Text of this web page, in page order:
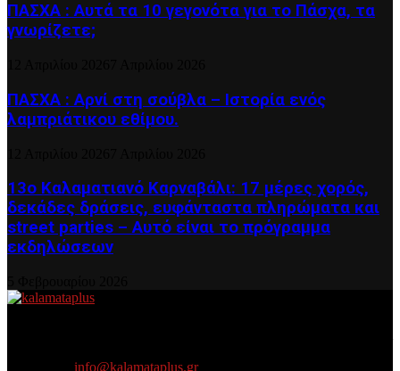
ΠΑΣΧΑ : Αυτά τα 10 γεγονότα για το Πάσχα, τα
γνωρίζετε;
ΠΑΣΧΑ : Αρνί στη σούβλα – Ιστορία ενός
λαμπριάτικου εθίμου.
13ο Καλαματιανό Καρναβάλι: 17 μέρες χορός,
δεκάδες δράσεις, ευφάνταστα πληρώματα και
street parties – Αυτό είναι το πρόγραμμα
εκδηλώσεων
info@kalamataplus.gr